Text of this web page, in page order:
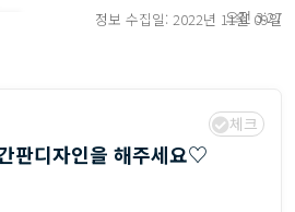
정보 수집일: 2022년 11월 09일
오전 3:27
체크
판디자인을 해주세요♡